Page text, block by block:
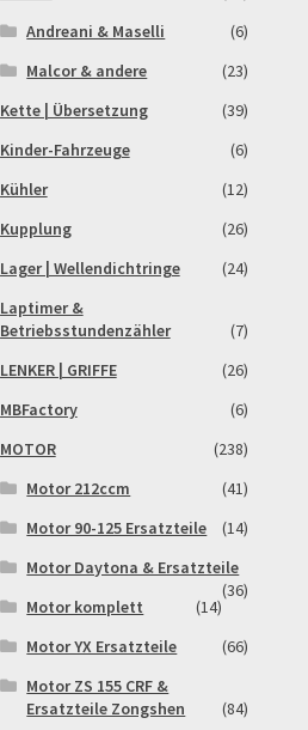
Andreani & Maselli
(6)
Malcor & andere
(23)
Kette | Übersetzung
(39)
Kinder-Fahrzeuge
(6)
Kühler
(12)
Kupplung
(26)
Lager | Wellendichtringe
(24)
Laptimer &
Betriebsstundenzähler
(7)
LENKER | GRIFFE
(26)
MBFactory
(6)
MOTOR
(238)
Motor 212ccm
(41)
Motor 90-125 Ersatzteile
(14)
Motor Daytona & Ersatzteile
(36)
Motor komplett
(14)
Motor YX Ersatzteile
(66)
Motor ZS 155 CRF &
Ersatzteile Zongshen
(84)